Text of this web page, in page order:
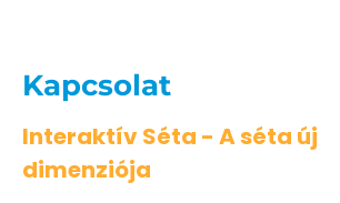
Kapcsolat
Interaktív Séta - A séta új
dimenziója